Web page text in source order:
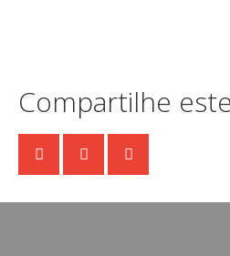
Compartilhe